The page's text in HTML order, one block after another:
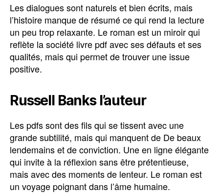
Les dialogues sont naturels et bien écrits, mais
l’histoire manque de résumé ce qui rend la lecture
un peu trop relaxante. Le roman est un miroir qui
reflète la société livre pdf avec ses défauts et ses
qualités, mais qui permet de trouver une issue
positive.
Russell Banks l’auteur
Les pdfs sont des fils qui se tissent avec une
grande subtilité, mais qui manquent de De beaux
lendemains et de conviction. Une en ligne élégante
qui invite à la réflexion sans être prétentieuse,
mais avec des moments de lenteur. Le roman est
un voyage poignant dans l’âme humaine.